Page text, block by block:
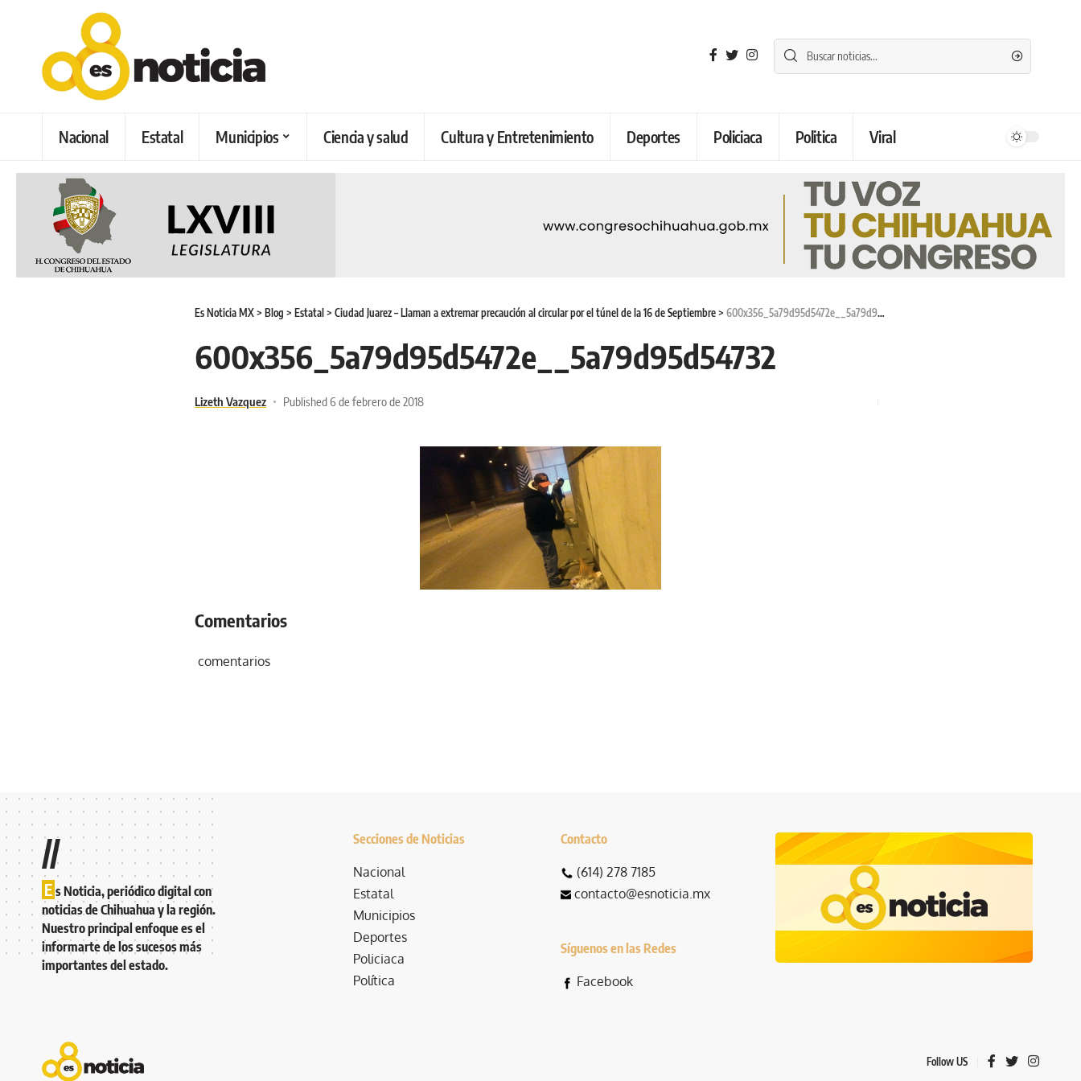
Nacional Estatal Municipios Ciencia y salud Cultura y Entretenimiento Deportes Policiaca Politica Viral
Es Noticia MX> Blog > Estatal > Ciudad Juarez – Llaman a extremar precaución al circular por el túnel de la 16 de Septiembre> 600x356_5a79d95d5472e__5a79d95d54732
600x356_5a79d95d5472e__5a79d95d54732
Lizeth Vazquez Published 6 de febrero de 2018
Comentarios
comentarios
//
E s Noticia, periódico digital con
noticias de Chihuahua y la región.
Nuestro principal enfoque es el
informarte de los sucesos más
importantes del estado.
Secciones de Noticias
Nacional
Estatal
Municipios
Deportes
Policiaca
Política
Contacto
(614) 278 7185
contacto@esnoticia.mx
Síguenos en las Redes
Facebook
Follow US